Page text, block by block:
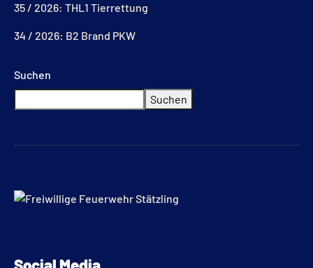
35 / 2026: THL1 Tierrettung
34 / 2026: B2 Brand PKW
Suchen
Suchen
Social Media